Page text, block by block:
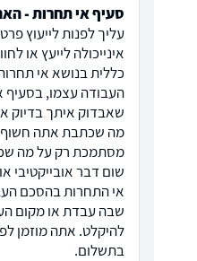
סעיף אי תחרות -
עליך לפנות לייעוץ
אינייכולה לייעץ או
כללית בנושא אי
העבודה עצמו, בסעיף
שאבדוק איתך בדיוק
מה שכתבת אתה חשוף
מסתמכת רק על מה
שום דבר אובייקטיבי
אי התחרות בהסכם
שבה עבדת או מקום
להיקלט. אתה מוזמן
בתשלום.